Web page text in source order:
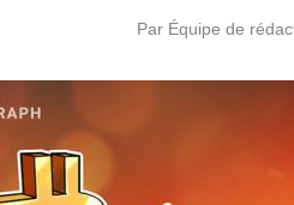
Par Équipe de